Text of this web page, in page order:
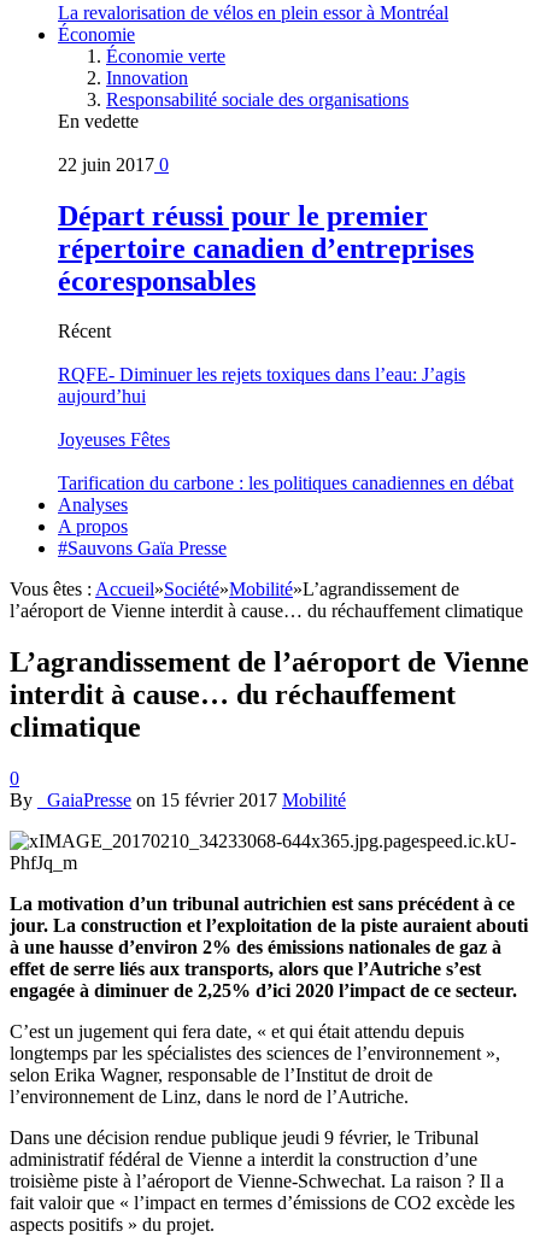
La revalorisation de vélos en plein essor à Montréal
Économie
Économie verte
Innovation
Responsabilité sociale des organisations
En vedette
22 juin 2017 0
Départ réussi pour le premier
répertoire canadien d’entreprises
écoresponsables
Récent
RQFE- Diminuer les rejets toxiques dans l’eau: J’agis
aujourd’hui
Joyeuses Fêtes
Tarification du carbone : les politiques canadiennes en débat
Analyses
A propos
#Sauvons Gaïa Presse
Vous êtes : Accueil»Société»Mobilité»L’agrandissement de
l’aéroport de Vienne interdit à cause… du réchauffement climatique
L’agrandissement de l’aéroport de Vienne
interdit à cause… du réchauffement
climatique
0
By
_GaiaPresse on 15 février 2017 Mobilité
La motivation d’un tribunal autrichien est sans précédent à ce
jour. La construction et l’exploitation de la piste auraient abouti
à une hausse d’environ 2% des émissions nationales de gaz à
effet de serre liés aux transports, alors que l’Autriche s’est
engagée à diminuer de 2,25% d’ici 2020 l’impact de ce secteur.
C’est un jugement qui fera date, « et qui était attendu depuis
longtemps par les spécialistes des sciences de l’environnement »,
selon Erika Wagner, responsable de l’Institut de droit de
l’environnement de Linz, dans le nord de l’Autriche.
Dans une décision rendue publique jeudi 9 février, le Tribunal
administratif fédéral de Vienne a interdit la construction d’une
troisième piste à l’aéroport de Vienne-Schwechat. La raison ? Il a
fait valoir que « l’impact en termes d’émissions de CO2 excède les
aspects positifs » du projet.